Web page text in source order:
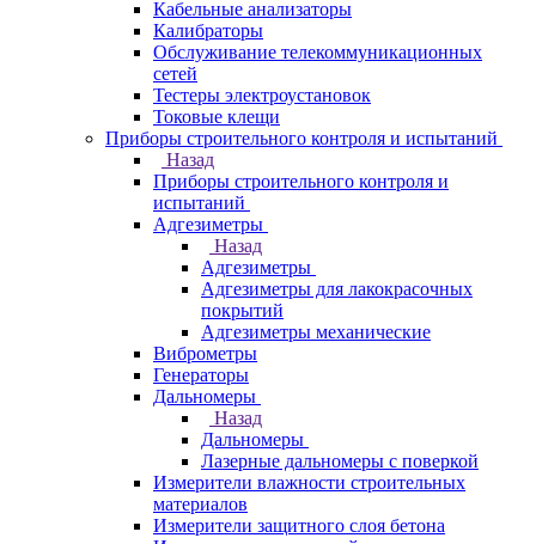
Кабельные анализаторы
Калибраторы
Обслуживание телекоммуникационных
сетей
Тестеры электроустановок
Токовые клещи
Приборы строительного контроля и испытаний
Назад
Приборы строительного контроля и
испытаний
Адгезиметры
Назад
Адгезиметры
Адгезиметры для лакокрасочных
покрытий
Адгезиметры механические
Виброметры
Генераторы
Дальномеры
Назад
Дальномеры
Лазерные дальномеры с поверкой
Измерители влажности строительных
материалов
Измерители защитного слоя бетона